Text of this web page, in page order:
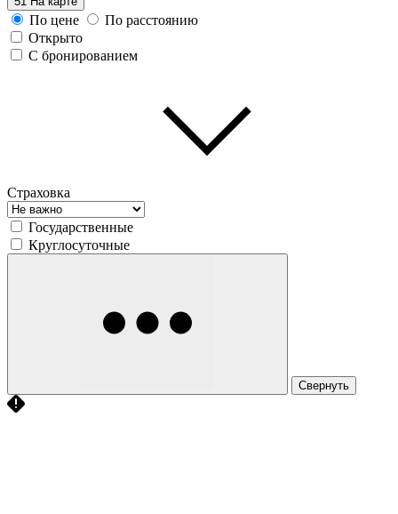
По цене
По расстоянию
Открыто
С бронированием
Страховка
Государственные
Круглосуточные
Свернуть